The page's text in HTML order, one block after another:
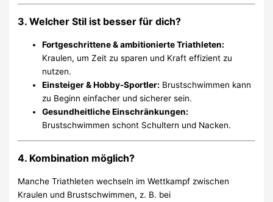
3.Welcher Stil ist besser für dich?
Fortgeschrittene & ambitionierte Triathleten:
Kraulen, um Zeit zu sparen und Kraft effizient zu
nutzen.
Einsteiger & Hobby-Sportler: Brustschwimmen kann
zu Beginn einfacher und sicherer sein.
Gesundheitliche Einschränkungen:
Brustschwimmen schont Schultern und Nacken.
4. Kombination möglich?
Manche Triathleten wechseln im Wettkampf zwischen
Kraulen und Brustschwimmen, z. B. bei